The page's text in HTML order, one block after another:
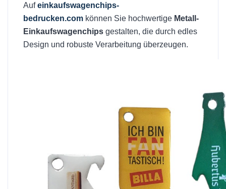
Aufeinkaufswagenchips-
bedrucken.com können Sie hochwertige Metall-
Einkaufswagenchips gestalten, die durch edles
Design und robuste Verarbeitung überzeugen.